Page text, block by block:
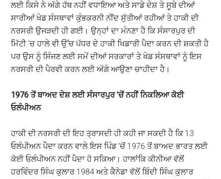
ਲਈ ਕਿਸੇ ਨੇ ਅੱਗੇ ਹੱਥ ਨਹੀਂ ਵਧਾਇਆ ਅਤੇ ਸਾਡੇ ਦੇਸ਼ ਤੇ ਸੂਬੇ ਦੀਆਂ
ਸਾਰੀਆਂ ਖੇਡ ਸੰਸਥਾਵਾਂ ਕੁੰਭਕਰਨੀ ਨੀਂਦ ਸੁੱਤੀਆਂ ਰਹੀਆਂ ਤੇ ਹਾਕੀ ਦੀ
ਨਰਸਰੀ ਉਜੜਦੀ ਹੀ ਗਈ। ਉਨ੍ਹਾਂ ਦਾ ਮੰਨਣਾ ਹੈ ਕਿ ਸੰਸਾਰਪੁਰ ਦੀ
ਮਿੱਟੀ ’ਚ ਹਾਲੇ ਵੀ ਉੱਚ ਪੱਧਰ ਦੇ ਹਾਕੀ ਖਿਡਾਰੀ ਪੈਦਾ ਕਰਨ ਦੀ ਸ਼ਕਤੀ ਹੈ
ਪਰ ਉਸ ਨੂੰ ਸਿੰਜਣ ਲਈ ਸਮੇਂ ਦੀਆਂ ਸਰਕਾਰਾਂ ਤੇ ਖੇਡ ਸੰਸਥਾਵਾਂ ਨੂੰ ਇਸ
ਨਰਸਰੀ ਦੀ ਪੈਰਵੀ ਕਰਨ ਲਈ ਅੱਗੇ ਆਉਣਾ ਚਾਹੀਦਾ ਹੈ।
1976ਤੋਂ ਬਾਅਦ ਦੇਸ਼ ਲਈ ਸੰਸਾਰਪੁਰ ’ਚੋਂ ਨਹੀਂ ਨਿਕਲਿਆ ਕੋਈ
ਓਲੰਪੀਅਨ
ਹਾਕੀ ਦੀ ਨਰਸਰੀ ਦੀ ਇਹ ਤ੍ਰਾਸਦੀ ਹੀ ਕਹੀ ਜਾ ਸਕਦੀ ਹੈ ਕਿ 13
ਓਲੰਪੀਅਨ ਪੈਦਾ ਕਰਨ ਵਾਲੇ ਇਸ ਪਿੰਡ ’ਚੋਂ 1976 ਤੋਂ ਬਾਅਦ ਭਾਰਤ ਲਈ
ਕੋਈ ਓਲੰਪੀਅਨ ਨਹੀਂ ਪੈਦਾ ਹੋ ਸਕਿਆ। ਹਾਲਾਂਕਿ ਕੀਨੀਆ ਵੱਲੋਂ
ਹਰਵਿੰਦਰ ਸਿੰਘ ਕੁਲਾਰ 1984 ਅਤੇ ਕੈਨੇਡਾ ਵੱਲੋਂ ਬਿੰਦੀ ਸਿੰਘ ਕੁਲਾਰ